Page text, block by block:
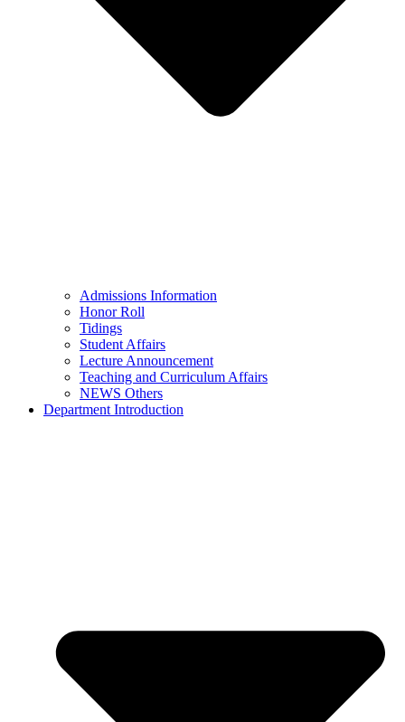
Admissions Information
Honor Roll
Tidings
Student Affairs
Lecture Announcement
Teaching and Curriculum Affairs
NEWS Others
Department Introduction